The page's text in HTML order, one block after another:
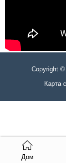
Copyright
Карта
Дом